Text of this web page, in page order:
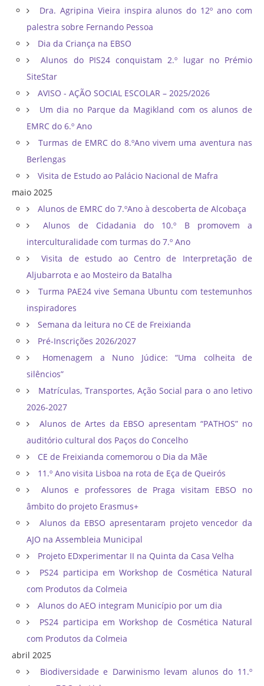
Dra. Agripina Vieira inspira alunos do 12º ano com
palestra sobre Fernando Pessoa
Dia da Criança na EBSO
Alunos do PIS24 conquistam 2.º lugar no Prémio
SiteStar
AVISO - AÇÃO SOCIAL ESCOLAR – 2025/2026
Um dia no Parque da Magikland com os alunos de
EMRC do 6.º Ano
Turmas de EMRC do 8.ºAno vivem uma aventura nas
Berlengas
Visita de Estudo ao Palácio Nacional de Mafra
maio 2025
Alunos de EMRC do 7.ºAno à descoberta de Alcobaça
Alunos de Cidadania do 10.º B promovem a
interculturalidade com turmas do 7.º Ano
Visita de estudo ao Centro de Interpretação de
Aljubarrota e ao Mosteiro da Batalha
Turma PAE24 vive Semana Ubuntu com testemunhos
inspiradores
Semana da leitura no CE de Freixianda
Pré-Inscrições 2026/2027
Homenagem a Nuno Júdice: “Uma colheita de
silêncios”
Matrículas, Transportes, Ação Social para o ano letivo
2026-2027
Alunos de Artes da EBSO apresentam “PATHOS” no
auditório cultural dos Paços do Concelho
CE de Freixianda comemorou o Dia da Mãe
11.º Ano visita Lisboa na rota de Eça de Queirós
Alunos e professores de Praga visitam EBSO no
âmbito do projeto Erasmus+
Alunos da EBSO apresentaram projeto vencedor da
AJO na Assembleia Municipal
Projeto EDxperimentar II na Quinta da Casa Velha
PS24 participa em Workshop de Cosmética Natural
com Produtos da Colmeia
Alunos do AEO integram Município por um dia
PS24 participa em Workshop de Cosmética Natural
com Produtos da Colmeia
abril 2025
Biodiversidade e Darwinismo levam alunos do 11.º